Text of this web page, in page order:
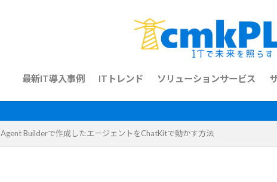
最新IT導入事例 ITトレンド ソリューションサービス
Agent Builderで作成したエージェントをChatKitで動かす方法